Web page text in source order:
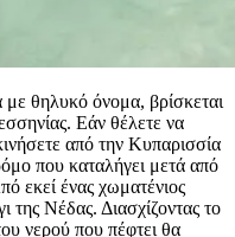
θηλυκό όνομα, βρίσκεται
Εάν θέλετε να
από την Κυπαρισσία
που καταλήγει μετά από
εκεί ένας χωματένιος
της Νέδας. Διασχίζοντας το
νερού που πέφτει θα